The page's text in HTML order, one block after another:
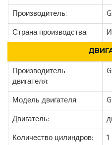
Производитель:
Страна производства:
Производитель
двигателя:
Модель двигателя:
Двигатель:
Количество цилиндров:
1